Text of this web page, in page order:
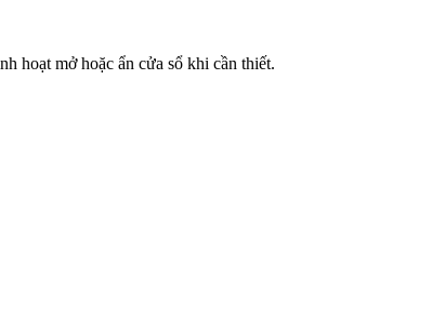
hoạt mở hoặc ẩn cửa sổ khi cần thiết.